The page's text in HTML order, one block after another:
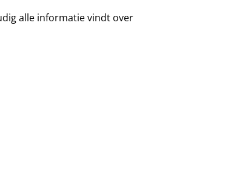
alle informatie vindt over